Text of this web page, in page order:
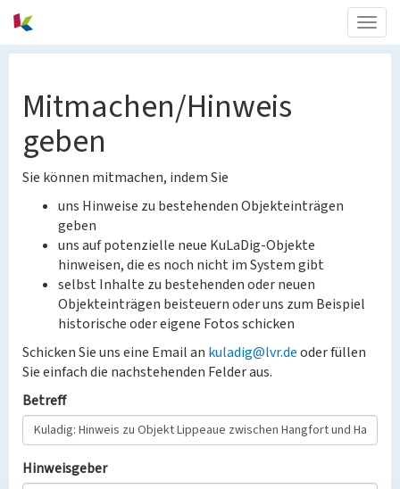
Mitmachen/Hinweis
geben
Sie können mitmachen, indem Sie
uns Hinweise zu bestehenden Objekteinträgen
geben
uns auf potenzielle neue KuLaDig-Objekte
hinweisen, die es noch nicht im System gibt
selbst Inhalte zu bestehenden oder neuen
Objekteinträgen beisteuern oder uns zum Beispiel
historische oder eigene Fotos schicken
Schicken Sie uns eine Email an kuladig@lvr.deoder füllen
Sie einfach die nachstehenden Felder aus.
Betreff
Hinweisgeber